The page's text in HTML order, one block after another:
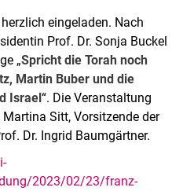
eingeladen. Nach
Prof. Dr. Sonja Buckel
„Spricht die Torah noch
Martin Buber und die
Israel“. Die Veranstaltung
Sitt, Vorsitzende der
Dr. Ingrid Baumgärtner.
2023/02/23/franz-